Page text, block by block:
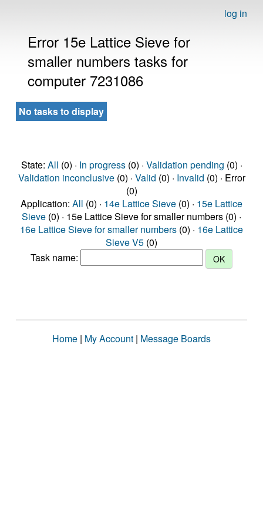
log in
Error 15e Lattice Sieve for
smaller numbers tasks for
computer 7231086
No tasks to display
State: All (0) · In progress(0) · Validation pending (0) ·
Validation inconclusive(0) · Valid (0) · Invalid (0) · Error
(0)
Application: All (0) · 14e Lattice Sieve (0) · 15e Lattice
Sieve (0) · 15e Lattice Sieve for smaller numbers (0) ·
16e Lattice Sieve for smaller numbers (0) · 16e Lattice
Sieve V5 (0)
Task name:
Home | My Account | Message Boards